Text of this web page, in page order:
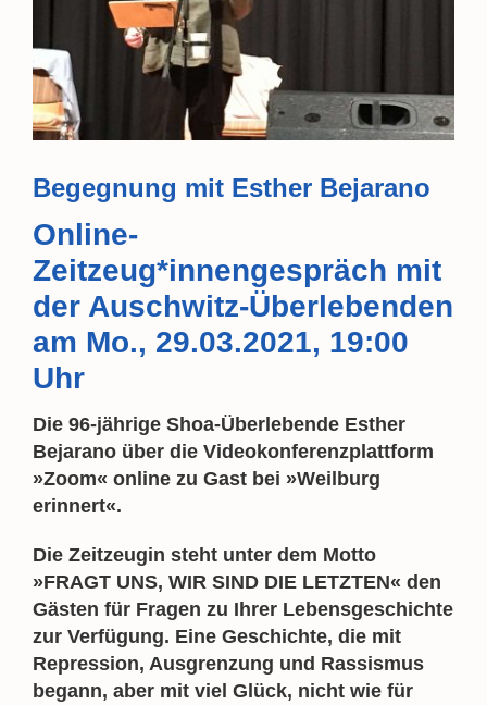
Begegnung mit Esther Bejarano
Online-
Zeitzeug*innengespräch mit
der Auschwitz-Überlebenden
am Mo., 29.03.2021, 19:00
Uhr
Die 96-jährige Shoa-Überlebende Esther
Bejarano über die Videokonferenzplattform
»Zoom« online zu Gast bei »Weilburg
erinnert«.
Die Zeitzeugin steht unter dem Motto
»FRAGT UNS, WIR SIND DIE LETZTEN« den
Gästen für Fragen zu Ihrer Lebensgeschichte
zur Verfügung. Eine Geschichte, die mit
Repression, Ausgrenzung und Rassismus
begann, aber mit viel Glück, nicht wie für